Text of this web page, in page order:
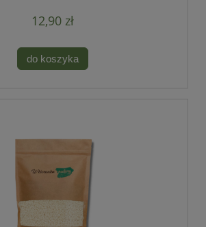
12,90 zł
do koszyka